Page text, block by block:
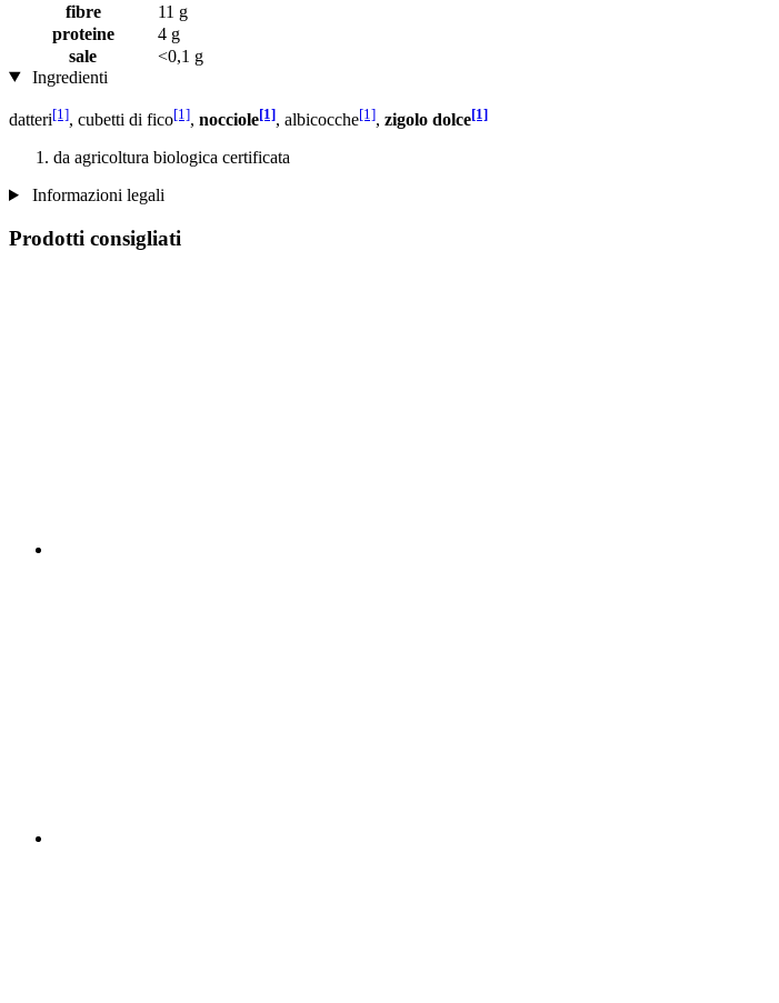
fibre
11 g
proteine
4 g
sale
<0,1 g
Ingredienti
datteri[1], cubetti di fico[1], nocciole[1], albicocche[1], zigolo dolce[1]
da agricoltura biologica certificata
Informazioni legali
Prodotti consigliati